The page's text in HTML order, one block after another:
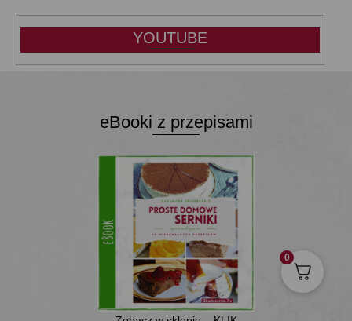
YOUTUBE
eBooki z przepisami
0